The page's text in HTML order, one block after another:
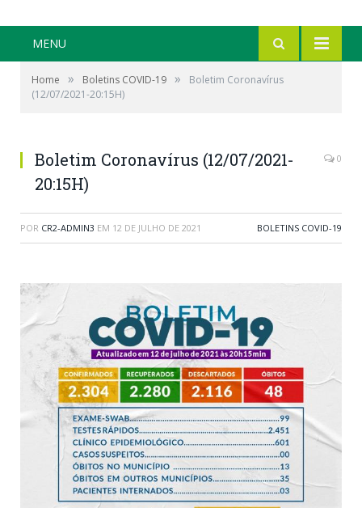
MENU
Home » Boletins COVID-19 »
Boletim Coronavírus
(12/07/2021-20:15H)
Boletim Coronavírus (12/07/2021-
20:15H)
0
POR CR2-ADMIN3 EM 12 DE JULHO DE 2021 BOLETINS COVID-19